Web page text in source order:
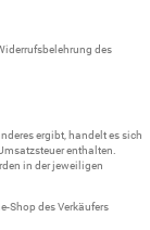
des
ergibt, handelt es sich
enthalten.
in der jeweiligen
Shop des Verkäufers